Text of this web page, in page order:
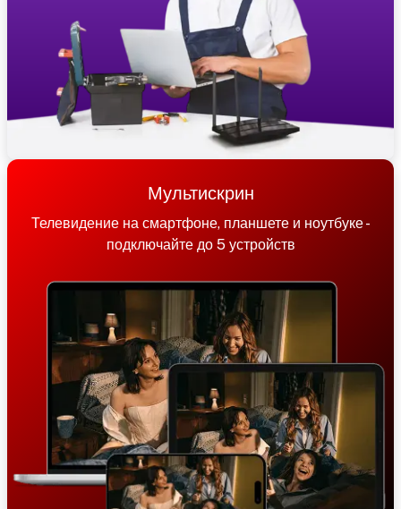
Мультискрин
Телевидение на смартфоне, планшете и ноутбуке -
подключайте до 5 устройств